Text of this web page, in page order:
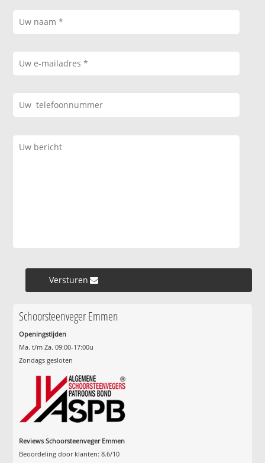
Versturen »
Schoorsteenveger Emmen
Openingstijden
Ma. t/m Za. 09:00-17:00u
Zondags gesloten
Reviews Schoorsteenveger Emmen
Beoordeling door klanten:8.6/10